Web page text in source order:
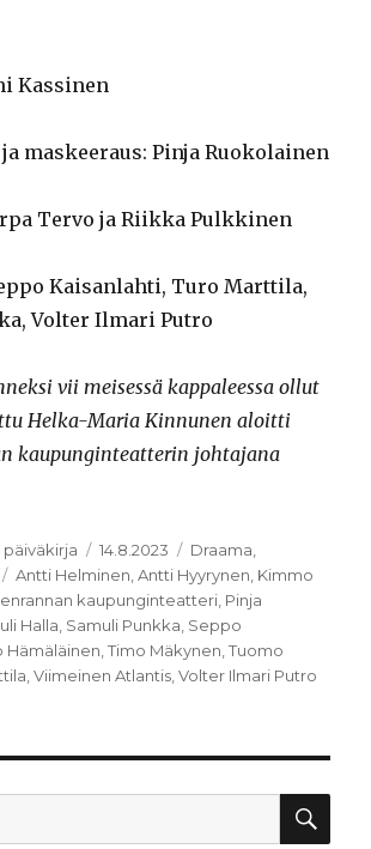
Kassinen
maskeeraus: Pinja Ruokolainen
Tervo ja Riikka Pulkkinen
Kaisanlahti, Turo Marttila,
Volter Ilmari Putro
vii meisessä kappaleessa ollut
Helka-Maria Kinnunen aloitti
kaupunginteatterin johtajana
Julkaistu
14.8.2023 Kategoriat
Draama
Avainsanat
Antti Helminen,Antti Hyyrynen, Kimmo
kaupunginteatteri, Pinja
Halla, Samuli Punkka, Seppo
Hämäläinen,Timo Mäkynen,Tuomo
,Viimeinen Atlantis,Volter Ilmari Putro